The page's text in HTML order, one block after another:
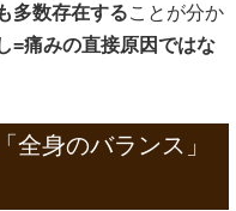
多数存在することが分か
=痛みの直接原因ではな
全身のバランス」